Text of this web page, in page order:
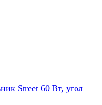
Street 60 Вт, угол